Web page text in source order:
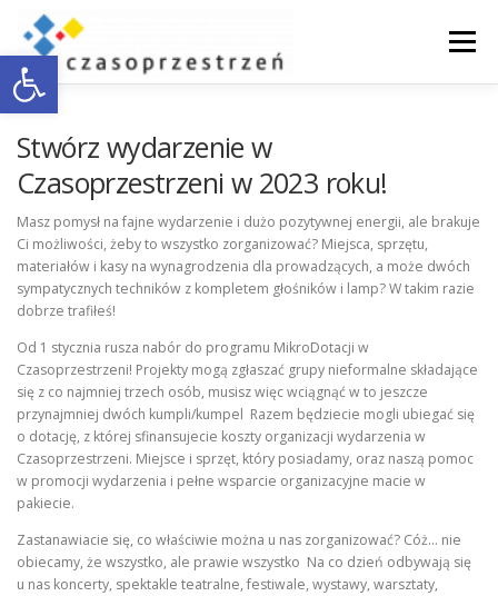
Otwórz pasek narzędzi
Przejdź
treści
Menu
KONTAKT
Stwórz wydarzenie w
Czasoprzestrzeni w 2023 roku!
Masz pomysł na fajne wydarzenie i dużo pozytywnej energii, ale brakuje
Ci możliwości, żeby to wszystko zorganizować? Miejsca, sprzętu,
materiałów i kasy na wynagrodzenia dla prowadzących, a może dwóch
sympatycznych techników z kompletem głośników i lamp? W takim razie
dobrze trafiłeś!
Od 1 stycznia rusza nabór do programu MikroDotacji w
Czasoprzestrzeni! Projekty mogą zgłaszać grupy nieformalne składające
się z co najmniej trzech osób, musisz więc wciągnąć w to jeszcze
przynajmniej dwóch kumpli/kumpel Razem będziecie mogli ubiegać się
o dotację, z której sfinansujecie koszty organizacji wydarzenia w
Czasoprzestrzeni. Miejsce i sprzęt, który posiadamy, oraz naszą pomoc
w promocji wydarzenia i pełne wsparcie organizacyjne macie w
pakiecie.
Zastanawiacie się, co właściwie można u nas zorganizować? Cóż… nie
obiecamy, że wszystko, ale prawie wszystko Na co dzień odbywają się
u nas koncerty, spektakle teatralne, festiwale, wystawy, warsztaty,